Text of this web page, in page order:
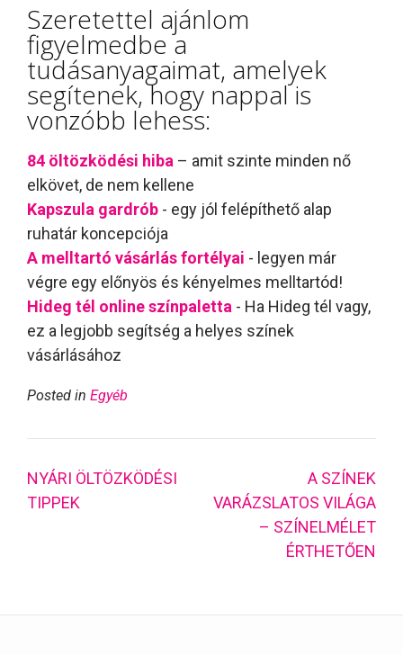
Szeretettel ajánlom
figyelmedbe a
tudásanyagaimat, amelyek
segítenek, hogy nappal is
vonzóbb lehess:
84 öltözködési hiba – amit szinte minden nő
elkövet, de nem kellene
Kapszula gardrób - egy jól felépíthető alap
ruhatár koncepciója
A melltartó vásárlás fortélyai - legyen már
végre egy előnyös és kényelmes melltartód!
Hideg tél online színpaletta - Ha Hideg tél vagy,
ez a legjobb segítség a helyes színek
vásárlásához
Posted in Egyéb
Post
navigation
NYÁRI ÖLTÖZKÖDÉSI
TIPPEK
A SZÍNEK
VARÁZSLATOS VILÁGA
– SZÍNELMÉLET
ÉRTHETŐEN